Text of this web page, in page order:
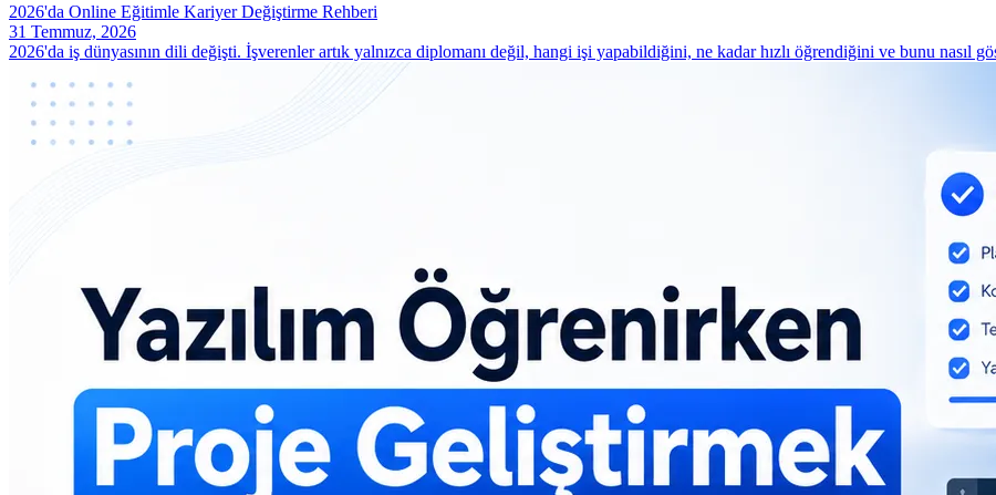
2026'da Online Eğitimle Kariyer Değiştirme Rehberi
31 Temmuz, 2026
2026'da iş dünyasının dili değişti. İşverenler artık yalnızca diplomanı değil, hangi işi yapabildiğini, ne kadar hızlı öğrendiğini ve bunu nasıl